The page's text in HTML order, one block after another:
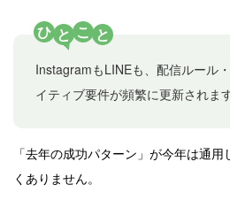
ひ と こ と
InstagramもLINEも、配信ルール
イティブ要件が頻繁に更新されます
「去年の成功パターン」が今年は通
くありません。